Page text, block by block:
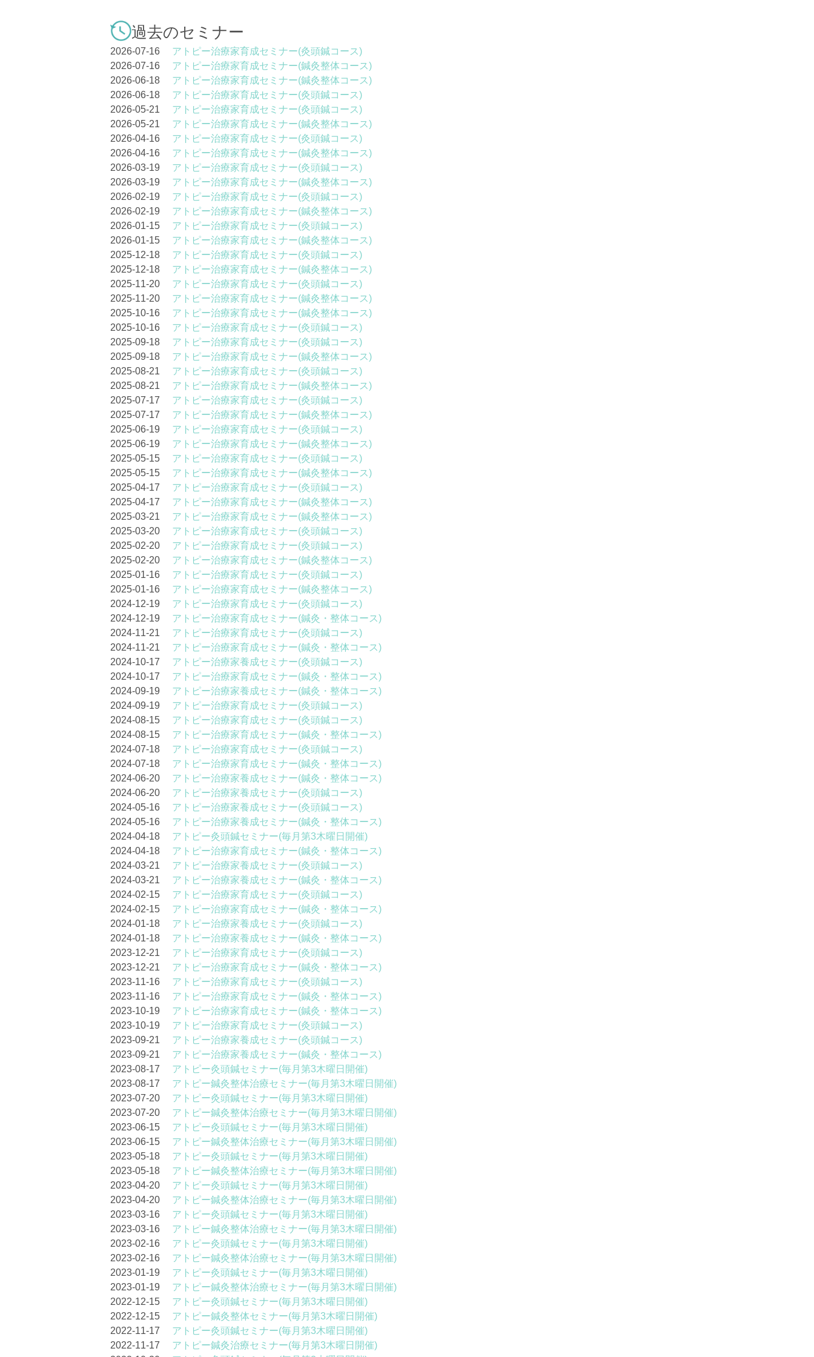
過去のセミナー
2026-07-16 アトピー治療家育成セミナー(灸頭鍼コース)
2026-07-16 アトピー治療家育成セミナー(鍼灸整体コース)
2026-06-18 アトピー治療家育成セミナー(鍼灸整体コース)
2026-06-18 アトピー治療家育成セミナー(灸頭鍼コース)
2026-05-21 アトピー治療家育成セミナー(灸頭鍼コース)
2026-05-21 アトピー治療家育成セミナー(鍼灸整体コース)
2026-04-16 アトピー治療家育成セミナー(灸頭鍼コース)
2026-04-16 アトピー治療家育成セミナー(鍼灸整体コース)
2026-03-19 アトピー治療家育成セミナー(灸頭鍼コース)
2026-03-19 アトピー治療家育成セミナー(鍼灸整体コース)
2026-02-19 アトピー治療家育成セミナー(灸頭鍼コース)
2026-02-19 アトピー治療家育成セミナー(鍼灸整体コース)
2026-01-15 アトピー治療家育成セミナー(灸頭鍼コース)
2026-01-15 アトピー治療家育成セミナー(鍼灸整体コース)
2025-12-18 アトピー治療家育成セミナー(灸頭鍼コース)
2025-12-18 アトピー治療家育成セミナー(鍼灸整体コース)
2025-11-20 アトピー治療家育成セミナー(灸頭鍼コース)
2025-11-20 アトピー治療家育成セミナー(鍼灸整体コース)
2025-10-16 アトピー治療家育成セミナー(鍼灸整体コース)
2025-10-16 アトピー治療家育成セミナー(灸頭鍼コース)
2025-09-18 アトピー治療家育成セミナー(灸頭鍼コース)
2025-09-18 アトピー治療家育成セミナー(鍼灸整体コース)
2025-08-21 アトピー治療家育成セミナー(灸頭鍼コース)
2025-08-21 アトピー治療家育成セミナー(鍼灸整体コース)
2025-07-17 アトピー治療家育成セミナー(灸頭鍼コース)
2025-07-17 アトピー治療家育成セミナー(鍼灸整体コース)
2025-06-19 アトピー治療家育成セミナー(灸頭鍼コース)
2025-06-19 アトピー治療家育成セミナー(鍼灸整体コース)
2025-05-15 アトピー治療家育成セミナー(灸頭鍼コース)
2025-05-15 アトピー治療家育成セミナー(鍼灸整体コース)
2025-04-17 アトピー治療家育成セミナー(灸頭鍼コース)
2025-04-17 アトピー治療家育成セミナー(鍼灸整体コース)
2025-03-21 アトピー治療家育成セミナー(鍼灸整体コース)
2025-03-20 アトピー治療家育成セミナー(灸頭鍼コース)
2025-02-20 アトピー治療家育成セミナー(灸頭鍼コース)
2025-02-20 アトピー治療家育成セミナー(鍼灸整体コース)
2025-01-16 アトピー治療家育成セミナー(灸頭鍼コース)
2025-01-16 アトピー治療家育成セミナー(鍼灸整体コース)
2024-12-19 アトピー治療家育成セミナー(灸頭鍼コース)
2024-12-19 アトピー治療家育成セミナー(鍼灸・整体コース)
2024-11-21 アトピー治療家育成セミナー(灸頭鍼コース)
2024-11-21 アトピー治療家育成セミナー(鍼灸・整体コース)
2024-10-17 アトピー治療家養成セミナー(灸頭鍼コース)
2024-10-17 アトピー治療家育成セミナー(鍼灸・整体コース)
2024-09-19 アトピー治療家養成セミナー(鍼灸・整体コース)
2024-09-19 アトピー治療家育成セミナー(灸頭鍼コース)
2024-08-15 アトピー治療家育成セミナー(灸頭鍼コース)
2024-08-15 アトピー治療家育成セミナー(鍼灸・整体コース)
2024-07-18 アトピー治療家育成セミナー(灸頭鍼コース)
2024-07-18 アトピー治療家育成セミナー(鍼灸・整体コース)
2024-06-20 アトピー治療家養成セミナー(鍼灸・整体コース)
2024-06-20 アトピー治療家養成セミナー(灸頭鍼コース)
2024-05-16 アトピー治療家養成セミナー(灸頭鍼コース)
2024-05-16 アトピー治療家養成セミナー(鍼灸・整体コース)
2024-04-18 アトピー灸頭鍼セミナー(毎月第3木曜日開催)
2024-04-18 アトピー治療家育成セミナー(鍼灸・整体コース)
2024-03-21 アトピー治療家養成セミナー(灸頭鍼コース)
2024-03-21 アトピー治療家養成セミナー(鍼灸・整体コース)
2024-02-15 アトピー治療家育成セミナー(灸頭鍼コース)
2024-02-15 アトピー治療家育成セミナー(鍼灸・整体コース)
2024-01-18 アトピー治療家養成セミナー(灸頭鍼コース)
2024-01-18 アトピー治療家養成セミナー(鍼灸・整体コース)
2023-12-21 アトピー治療家育成セミナー(灸頭鍼コース)
2023-12-21 アトピー治療家育成セミナー(鍼灸・整体コース)
2023-11-16 アトピー治療家育成セミナー(灸頭鍼コース)
2023-11-16 アトピー治療家育成セミナー(鍼灸・整体コース)
2023-10-19 アトピー治療家育成セミナー(鍼灸・整体コース)
2023-10-19 アトピー治療家育成セミナー(灸頭鍼コース)
2023-09-21 アトピー治療家養成セミナー(灸頭鍼コース)
2023-09-21 アトピー治療家養成セミナー(鍼灸・整体コース)
2023-08-17 アトピー灸頭鍼セミナー(毎月第3木曜日開催)
2023-08-17 アトピー鍼灸整体治療セミナー(毎月第3木曜日開催)
2023-07-20 アトピー灸頭鍼セミナー(毎月第3木曜日開催)
2023-07-20 アトピー鍼灸整体治療セミナー(毎月第3木曜日開催)
2023-06-15 アトピー灸頭鍼セミナー(毎月第3木曜日開催)
2023-06-15 アトピー鍼灸整体治療セミナー(毎月第3木曜日開催)
2023-05-18 アトピー灸頭鍼セミナー(毎月第3木曜日開催)
2023-05-18 アトピー鍼灸整体治療セミナー(毎月第3木曜日開催)
2023-04-20 アトピー灸頭鍼セミナー(毎月第3木曜日開催)
2023-04-20 アトピー鍼灸整体治療セミナー(毎月第3木曜日開催)
2023-03-16 アトピー灸頭鍼セミナー(毎月第3木曜日開催)
2023-03-16 アトピー鍼灸整体治療セミナー(毎月第3木曜日開催)
2023-02-16 アトピー灸頭鍼セミナー(毎月第3木曜日開催)
2023-02-16 アトピー鍼灸整体治療セミナー(毎月第3木曜日開催)
2023-01-19 アトピー灸頭鍼セミナー(毎月第3木曜日開催)
2023-01-19 アトピー鍼灸整体治療セミナー(毎月第3木曜日開催)
2022-12-15 アトピー灸頭鍼セミナー(毎月第3木曜日開催)
2022-12-15 アトピー鍼灸整体セミナー(毎月第3木曜日開催)
2022-11-17 アトピー灸頭鍼セミナー(毎月第3木曜日開催)
2022-11-17 アトピー鍼灸治療セミナー(毎月第3木曜日開催)